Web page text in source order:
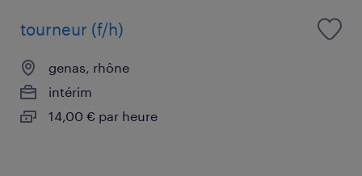
tourneur (f/h)
genas, rhône
intérim
14,00 € par heure